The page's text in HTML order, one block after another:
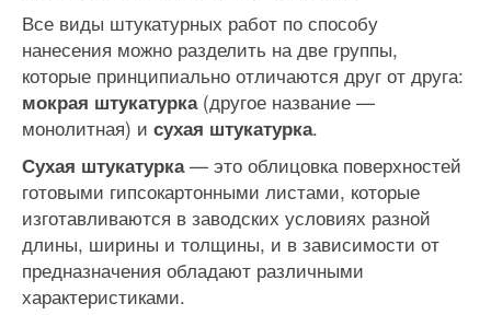
Все виды штукатурных работ по способу
нанесения можно разделить на две группы,
которые принципиально отличаются друг от друга:
мокрая штукатурка(другое название —
монолитная) и сухая штукатурка.
Сухая штукатурка— это облицовка поверхностей
готовыми гипсокартонными листами, которые
изготавливаются в заводских условиях разной
длины, ширины и толщины, и в зависимости от
предназначения обладают различными
характеристиками.